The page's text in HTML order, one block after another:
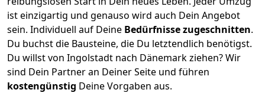
ist einzigartig und genauso wird auch Dein Angebot
sein. Individuell auf Deine Bedürfnisse zugeschnitten.
Du buchst die Bausteine, die Du letztendlich benötigst.
Du willst von Ingolstadt nach Dänemarkziehen? Wir
sind Dein Partner an Deiner Seite und führen
kostengünstig Deine Vorgaben aus.